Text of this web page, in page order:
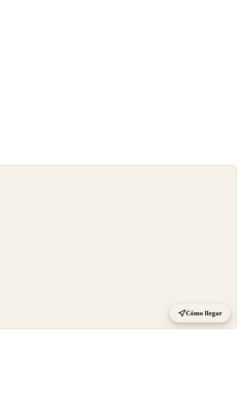
Cómo llegar